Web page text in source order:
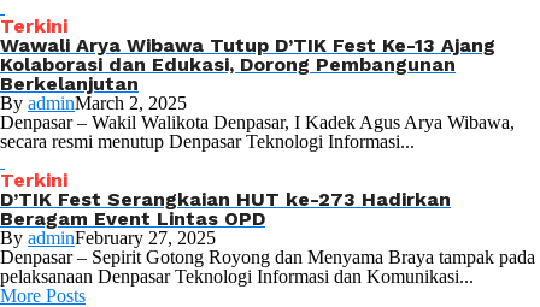
Terkini
Wawali Arya Wibawa Tutup D’TIK Fest Ke-13 Ajang
Kolaborasi dan Edukasi, Dorong Pembangunan
Berkelanjutan
By adminMarch 2, 2025
Denpasar – Wakil Walikota Denpasar, I Kadek Agus Arya Wibawa,
secara resmi menutup Denpasar Teknologi Informasi...
Terkini
D’TIK Fest Serangkaian HUT ke-273 Hadirkan
Beragam Event Lintas OPD
By adminFebruary 27, 2025
Denpasar – Sepirit Gotong Royong dan Menyama Braya tampak pada
pelaksanaan Denpasar Teknologi Informasi dan Komunikasi...
More Posts